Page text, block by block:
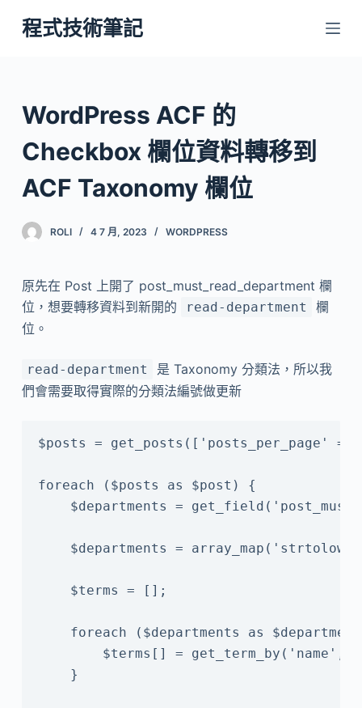
跳
至
內
容
程式技術筆記
WordPress ACF 的
Checkbox 欄位資料轉移到
ACF Taxonomy 欄位
ROLI 4 7 月, 2023 WORDPRESS
原先在 Post 上開了 post_must_read_department 欄
位，想要轉移資料到新開的
read-department
欄
位。
read-department
是 Taxonomy 分類法，所以我
們會需要取得實際的分類法編號做更新
$posts =
foreach ($posts as $post) {
$departments =
$departments =
    $terms = [];
foreach ($departments as
$terms[] = get_term_by('name',
    }